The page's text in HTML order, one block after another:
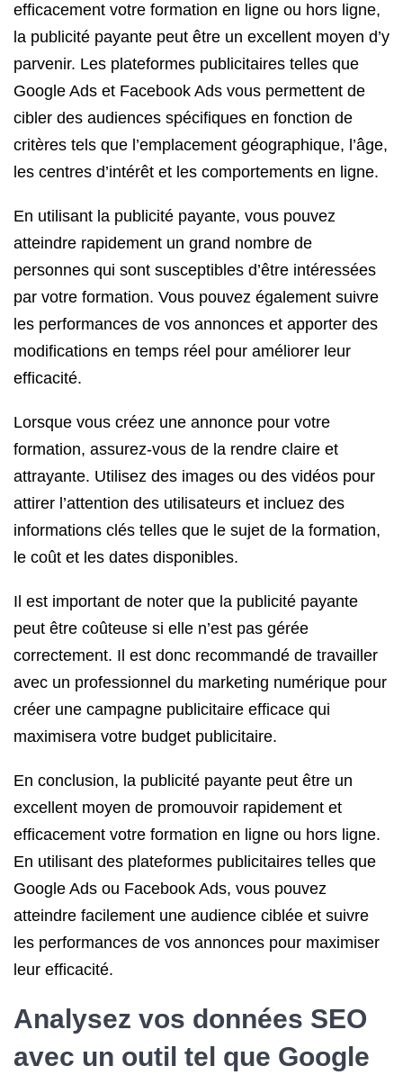
efficacement votre formation en ligne ou hors ligne,
la publicité payante peut être un excellent moyen d’y
parvenir. Les plateformes publicitaires telles que
Google Ads et Facebook Ads vous permettent de
cibler des audiences spécifiques en fonction de
critères tels que l’emplacement géographique, l’âge,
les centres d’intérêt et les comportements en ligne.
En utilisant la publicité payante, vous pouvez
atteindre rapidement un grand nombre de
personnes qui sont susceptibles d’être intéressées
par votre formation. Vous pouvez également suivre
les performances de vos annonces et apporter des
modifications en temps réel pour améliorer leur
efficacité.
Lorsque vous créez une annonce pour votre
formation, assurez-vous de la rendre claire et
attrayante. Utilisez des images ou des vidéos pour
attirer l’attention des utilisateurs et incluez des
informations clés telles que le sujet de la formation,
le coût et les dates disponibles.
Il est important de noter que la publicité payante
peut être coûteuse si elle n’est pas gérée
correctement. Il est donc recommandé de travailler
avec un professionnel du marketing numérique pour
créer une campagne publicitaire efficace qui
maximisera votre budget publicitaire.
En conclusion, la publicité payante peut être un
excellent moyen de promouvoir rapidement et
efficacement votre formation en ligne ou hors ligne.
En utilisant des plateformes publicitaires telles que
Google Ads ou Facebook Ads, vous pouvez
atteindre facilement une audience ciblée et suivre
les performances de vos annonces pour maximiser
leur efficacité.
Analysez vos données SEO
avec un outil tel que Google